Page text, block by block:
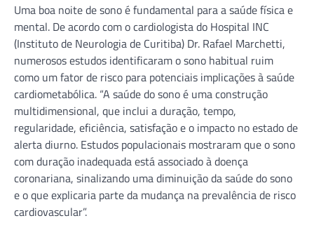
Uma boa noite de sono é fundamental para a saúde física e
mental. De acordo com o cardiologista do Hospital INC
(Instituto de Neurologia de Curitiba) Dr. Rafael Marchetti,
numerosos estudos identificaram o sono habitual ruim
como um fator de risco para potenciais implicações à saúde
cardiometabólica. “A saúde do sono é uma construção
multidimensional, que inclui a duração, tempo,
regularidade, eficiência, satisfação e o impacto no estado de
alerta diurno. Estudos populacionais mostraram que o sono
com duração inadequada está associado à doença
coronariana, sinalizando uma diminuição da saúde do sono
e o que explicaria parte da mudança na prevalência de risco
cardiovascular”.